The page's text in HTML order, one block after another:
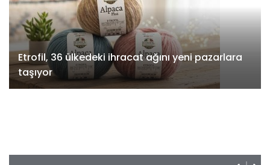
Etrofil, 36 ülkedeki ihracat ağını yeni pazarlara
taşıyor